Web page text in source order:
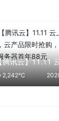
2,242℃